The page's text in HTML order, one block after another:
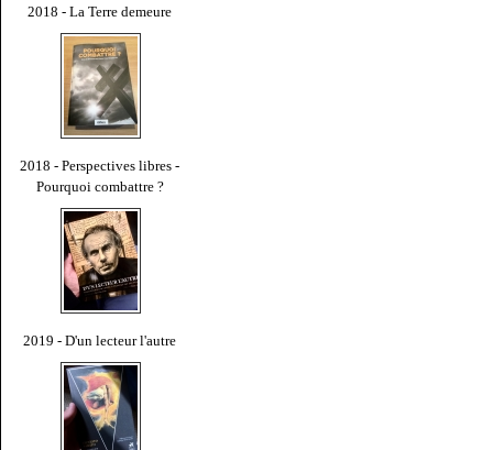
2018 - La Terre demeure
2018 - Perspectives libres -
Pourquoi combattre ?
2019 - D'un lecteur l'autre